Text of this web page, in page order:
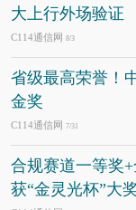
大上行外场验证
C114通信网 8/3
省级最高荣誉！
金奖
C114通信网 7/31
合规赛道一等奖
获“金灵光杯”大